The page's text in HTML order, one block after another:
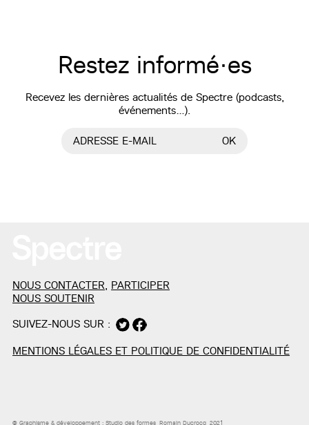
Restez informé·es
Recevez les dernières actualités de Spectre (podcasts,
événements…).
ADRESSE E-MAIL OK
NOUS CONTACTER PARTICIPER
NOUS SOUTENIR
SUIVEZ-NOUS SUR :
MENTIONS LÉGALES ET POLITIQUE DE CONFIDENTIALITÉ
© Graphisme & développement :Studio des formes , Romain Ducrocq, 2021